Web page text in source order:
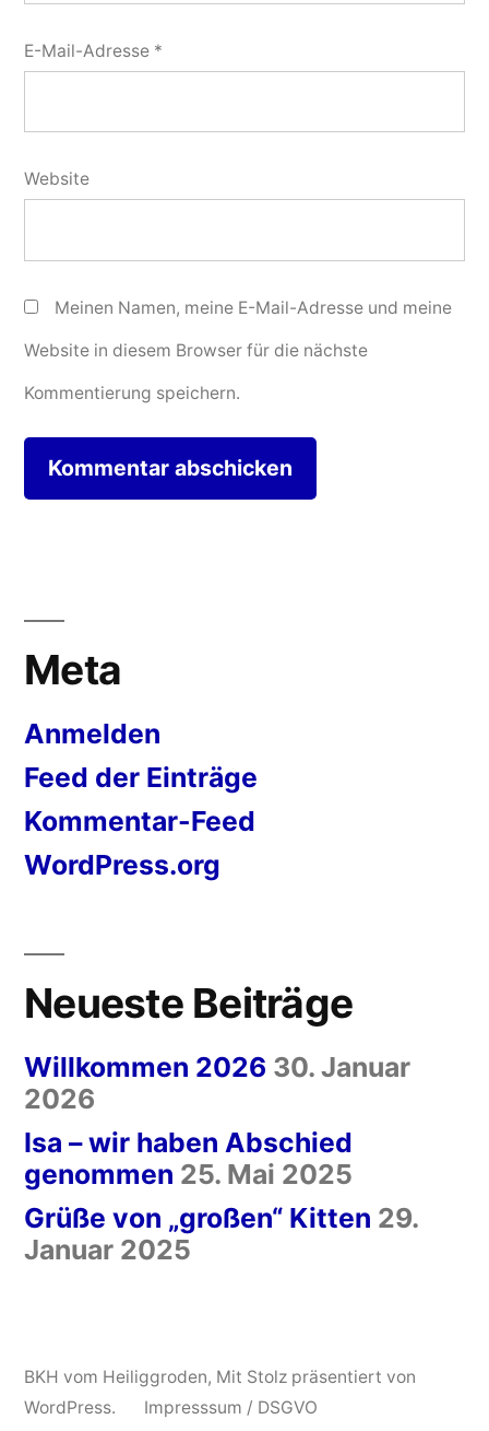
E-Mail-Adresse *
Website
Meinen Namen, meine E-Mail-Adresse und meine
Website in diesem Browser für die nächste
Kommentierung speichern.
Meta
Anmelden
Feed der Einträge
Kommentar-Feed
WordPress.org
Neueste Beiträge
Willkommen 2026 30. Januar
2026
Isa – wir haben Abschied
genommen 25. Mai 2025
Grüße von „großen“ Kitten 29.
Januar 2025
BKH vom Heiliggroden, Mit Stolz präsentiert von
WordPress.
Impresssum / DSGVO